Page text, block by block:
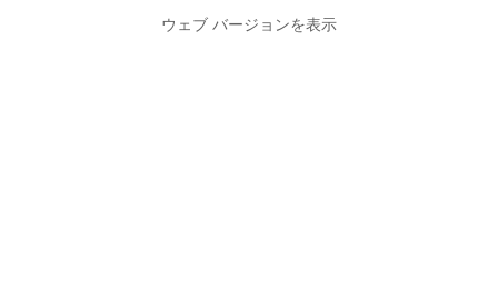
ウェブ バージョンを表示